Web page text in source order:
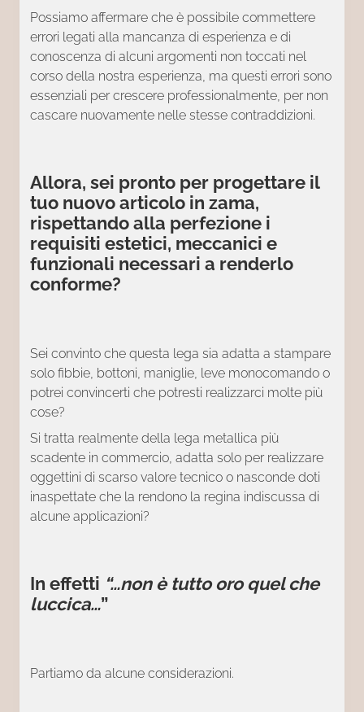
Possiamo affermare che è possibile commettere
errori legati alla mancanza di esperienza e di
conoscenza di alcuni argomenti non toccati nel
corso della nostra esperienza, ma questi errori sono
essenziali per crescere professionalmente, per non
cascare nuovamente nelle stesse contraddizioni.
Allora, sei pronto per progettare il
tuo nuovo articolo in zama,
rispettando alla perfezione i
requisiti estetici, meccanici e
funzionali necessari a renderlo
conforme?
Sei convinto che questa lega sia adatta a stampare
solo fibbie, bottoni, maniglie, leve monocomando o
potrei convincerti che potresti realizzarci molte più
cose?
Si tratta realmente della lega metallica più
scadente in commercio, adatta solo per realizzare
oggettini di scarso valore tecnico o nasconde doti
inaspettate che la rendono la regina indiscussa di
alcune applicazioni?
In effetti “…non è tutto oro quel che
luccica…”
Partiamo da alcune considerazioni.